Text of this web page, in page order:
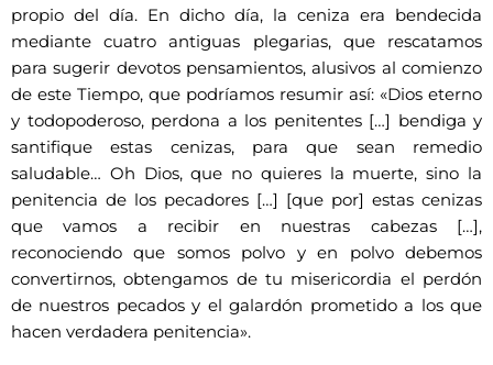
propio del día. En dicho día, la ceniza era bendecida
mediante cuatro antiguas plegarias, que rescatamos
para sugerir devotos pensamientos, alusivos al comienzo
de este Tiempo, que podríamos resumir así: «Dios eterno
y todopoderoso, perdona a los penitentes […] bendiga y
santifique estas cenizas, para que sean remedio
saludable… Oh Dios, que no quieres la muerte, sino la
penitencia de los pecadores […] [que por] estas cenizas
que vamos a recibir en nuestras cabezas […],
reconociendo que somos polvo y en polvo debemos
convertirnos, obtengamos de tu misericordia el perdón
de nuestros pecados y el galardón prometido a los que
hacen verdadera penitencia».